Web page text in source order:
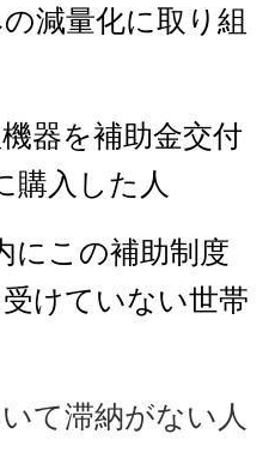
減量化に取り組
を補助金交付
購入した人
この補助制度
けていない世帯
滞納がない人